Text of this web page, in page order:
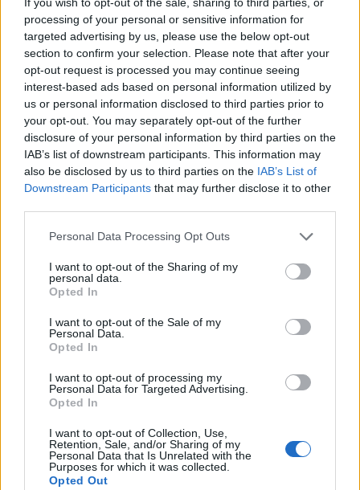
processing of your personal or sensitive information for
targeted advertising by us, please use the below opt-out
section to confirm your selection. Please note that after your
opt-out request is processed you may continue seeing
interest-based ads based on personal information utilized by
us or personal information disclosed to third parties prior to
your opt-out. You may separately opt-out of the further
disclosure of your personal information by third parties on the
IAB’s list of downstream participants. This information may
also be disclosed by us to third parties on the IAB’s List of
Downstream Participants that may further disclose it to other
Personal Data Processing Opt Outs
I want to opt-out of the Sharing of my
personal data.
Opted In
I want to opt-out of the Sale of my
Personal Data.
Opted In
I want to opt-out of processing my
Personal Data for Targeted Advertising.
Opted In
I want to opt-out of Collection, Use,
Retention, Sale, and/or Sharing of my
Personal Data that Is Unrelated with the
Purposes for which it was collected.
Opted Out
и инфраструктурни објекти, рече тој.
© Vecer.mk, правата за текстот се на редакцијата
Рајна падна на рекордно ниско
ниво, Романија минираше карпа
на Дунав заради подобар проток
Трамп: Ова е последна шанса
иранскиот режим да потпише
добар документ
НАЈЧИТАНИ ВО ПОСЛЕДНИ 7 ДЕНА
Ахмети кажа што го мачи:
ИСТОРИСКО ОБЕДИНУВАЊЕ НА
МАКЕДОНЦИТЕ ВО СРБИЈА:
НАЦИОНАЛЕН СОЈУЗ
ТЕЖОК ДЕН И ЈАВНО
ДЕМОЛИРАЊЕ НА ФИЛИПЧЕ:
Мицкоски откри дека